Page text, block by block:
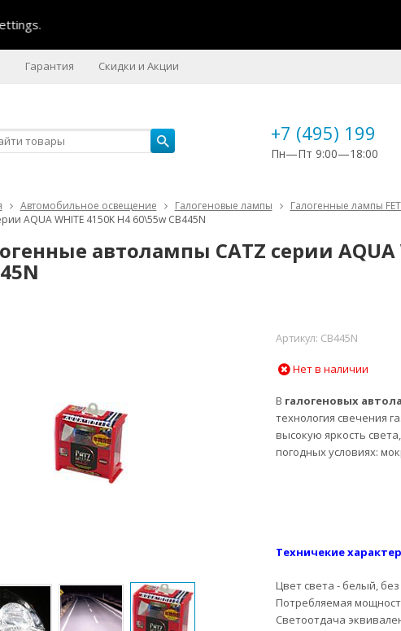
Гарантия Скидки и Акции
+7 (495) 199
Пн—Пт 9:00—18:00
Автомобильное освещение Галогеновые лампы Галогенные лампы
AQUA WHITE 4150K H4 60\55w CB445N
автолампы CATZ серии AQUA
Артикул: CB445N
Нет в наличии
В галогеновых
технология свечения
высокую яркость
погодных условиях:
Техничекие
Цвет света - белый,
Потребляемая
Светоотдача